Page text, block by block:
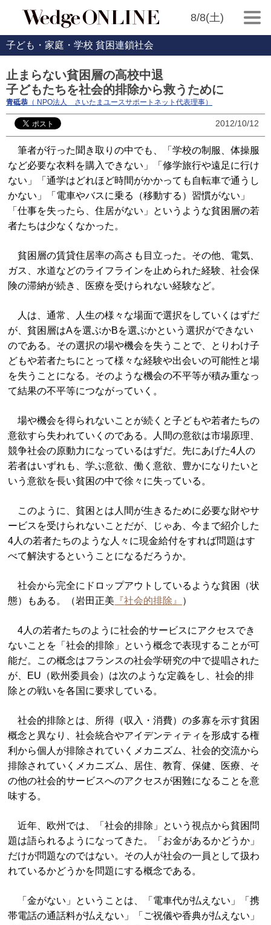
8/8(土)
子ども・家庭・学校 貧困連鎖社会
止まらない貧困層の高校中退
子どもたちを社会的排除から救うために
青砥恭 （ NPO法人 さいたまユースサポートネット代表理事）
2012/10/12
筆者が行った聞き取りの中でも、「学校の制服、体操服
など必要な衣料を購入できない」「修学旅行や遠足に行け
ない」「通学はどれほど時間がかかっても自転車で通うし
かない」「電車やバスに乗る（移動する）習慣がない」
「仕事を失ったら、住居がない」というような貧困層の若
者たちは少なくなかった。
貧困層の賃貸住居率の高さも目立った。その他、電気、
ガス、水道などのライフラインを止められた経験、社会保
険の滞納が続き、医療を受けられない経験など。
人は、通常、人生の様々な場面で選択をしていくはずだ
が、貧困層はAを選ぶかBを選ぶかという選択ができない
のである。その選択の場や機会を失うことで、とりわけ子
どもや若者たちにとって様々な経験や出会いの可能性と場
を失うことになる。そのような機会の不平等が積み重なっ
て結果の不平等につながっていく。
場や機会を得られないことが続くと子どもや若者たちの
意欲すら失われていくのである。人間の意欲は市場原理、
競争社会の原動力になっているはずだ。先にあげた4人の
若者はいずれも、学ぶ意欲、働く意欲、豊かになりたいと
いう意欲を長い貧困の中で徐々に失っている。
このように、貧困とは人間が生きるために必要な財やサ
ービスを受けられないことだが、じゃあ、今まで紹介した
4人の若者たちのような人々に現金給付をすれば問題はす
べて解決するということになるだろうか。
社会から完全にドロップアウトしているような貧困（状
態）もある。（岩田正美 『社会的排除』 ）
4人の若者たちのように社会的サービスにアクセスでき
ないことを「社会的排除」という概念で表現することが可
能だ。この概念はフランスの社会学研究の中で提唱された
が、EU（欧州委員会）は次のような定義をし、社会的排
除との戦いを各国に要求している。
社会的排除とは、所得（収入・消費）の多寡を示す貧困
概念と異なり、社会統合やアイデンティティを形成する権
利から個人が排除されていくメカニズム、社会的交流から
排除されていくメカニズム、居住、教育、保健、医療、そ
の他の社会的サービスへのアクセスが困難になることを意
味する。
近年、欧州では、「社会的排除」という視点から貧困問
題は語られるようになってきた。「お金があるかどうか」
だけが問題なのではない。その人が社会の一員として扱わ
れているかどうかを問題にする概念である。
「金がない」ということは、「電車代が払えない」「携
帯電話の通話料が払えない」「ご祝儀や香典が払えない」